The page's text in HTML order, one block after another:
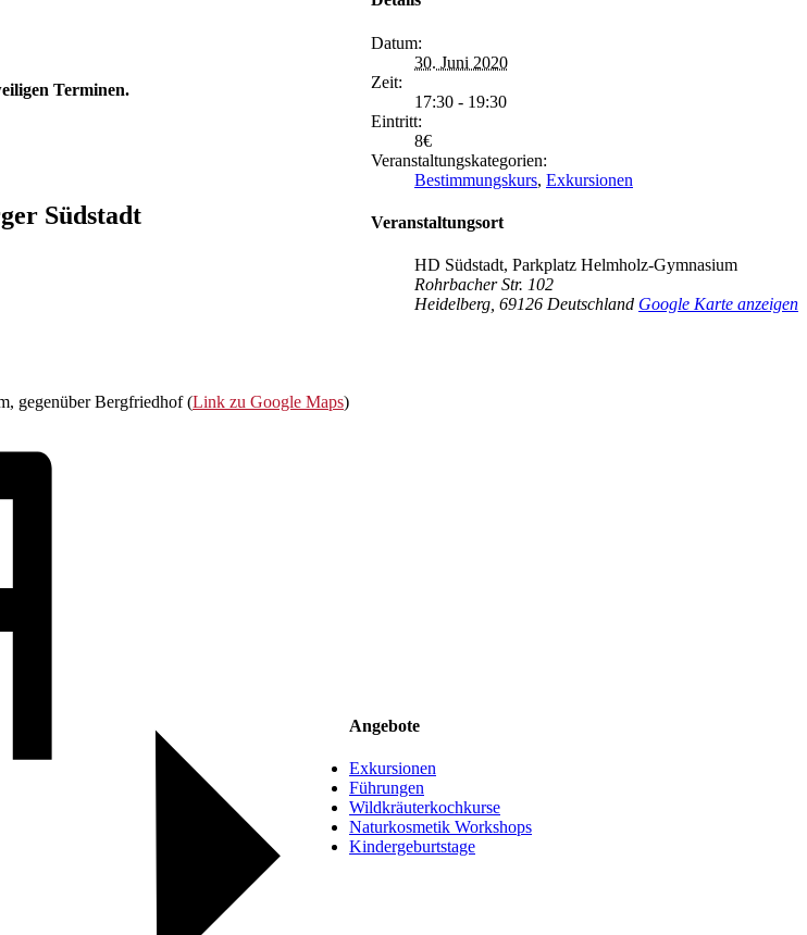
Terminen.
Südstadt
gegenüber Bergfriedhof (Link zu Google Maps)
Datum:
30. Juni 2020
Zeit:
17:30 - 19:30
Eintritt:
8€
Veranstaltungskategorien:
Bestimmungskurs, Exkursionen
Veranstaltungsort
HD Südstadt, Parkplatz Helmholz-Gymnasium
Rohrbacher Str. 102
Heidelberg 69126 Deutschland Google Karte anzeigen
Angebote
Exkursionen
Führungen
Wildkräuterkochkurse
Naturkosmetik Workshops
Kindergeburtstage